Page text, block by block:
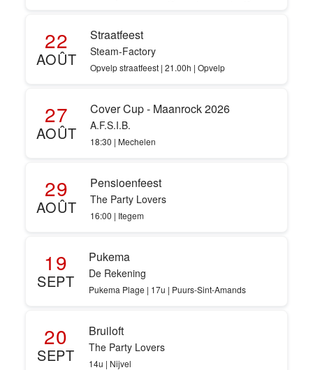
22
AOÛT
Straatfeest
Steam-Factory
Opvelp straatfeest | 21.00h | Opvelp
27
AOÛT
Cover Cup - Maanrock 2026
A.F.S.I.B.
18:30 | Mechelen
29
AOÛT
Pensioenfeest
The Party Lovers
16:00 | Itegem
19
SEPT
Pukema
De Rekening
Pukema Plage | 17u | Puurs-Sint-Amands
20
SEPT
Bruiloft
The Party Lovers
14u | Nijvel